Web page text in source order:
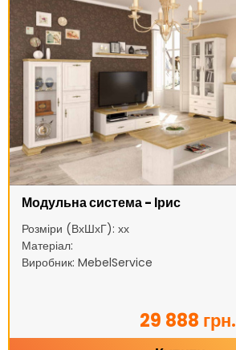
Модульна система - Ірис
Розміри (ВхШхГ): хх
Матеріал:
Виробник: MebelService
29 888 грн.